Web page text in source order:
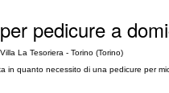
pedicure a
La Tesoriera - Torino (Torino)
in quanto necessito di una pedicure per